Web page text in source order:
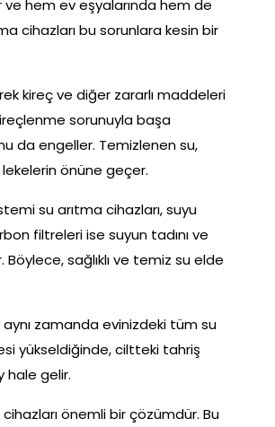
hem ev eşyalarında hem de
cihazları bu sorunlara kesin bir
kireç ve diğer zararlı maddeleri
sorunuyla başa
da engeller. Temizlenen su,
önüne geçer.
su arıtma cihazları, suyu
filtreleri ise suyun tadını ve
sağlıklı ve temiz su elde
zamanda evinizdeki tüm su
yükseldiğinde, ciltteki tahriş
hale gelir.
önemli bir çözümdür. Bu